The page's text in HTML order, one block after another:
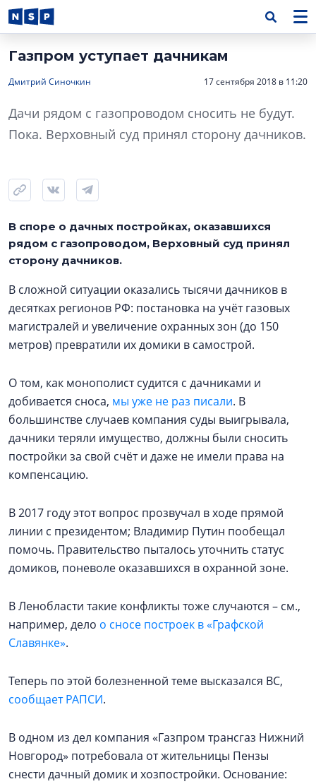
Газпром уступает дачникам
Дмитрий Синочкин 17 сентября 2018 в 11:20
Дачи рядом с газопроводом сносить не будут.
Пока. Верховный суд принял сторону дачников.
В споре о дачных постройках, оказавшихся
рядом с газопроводом, Верховный суд принял
сторону дачников.
В сложной ситуации оказались тысячи дачников в
десятках регионов РФ: постановка на учёт газовых
магистралей и увеличение охранных зон (до 150
метров) превратили их домики в самострой.
О том, как монополист судится с дачниками и
добивается сноса, мы уже не раз писали. В
большинстве случаев компания суды выигрывала,
дачники теряли имущество, должны были сносить
постройки за свой счёт и даже не имели права на
компенсацию.
В 2017 году этот вопрос прозвучал в ходе прямой
линии с президентом; Владимир Путин пообещал
помочь. Правительство пыталось уточнить статус
домиков, поневоле оказавшихся в охранной зоне.
В Ленобласти такие конфликты тоже случаются – см.,
например, дело о сносе построек в «Графской
Славянке».
Теперь по этой болезненной теме высказался ВС,
сообщает РАПСИ.
В одном из дел компания «Газпром трансгаз Нижний
Новгород» потребовала от жительницы Пензы
снести дачный домик и хозпостройки. Основание: